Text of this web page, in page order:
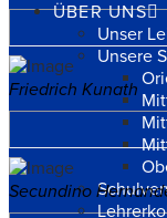
ÜBER UNS
Unser
Unsere
Friedrich Kunath
Secundino